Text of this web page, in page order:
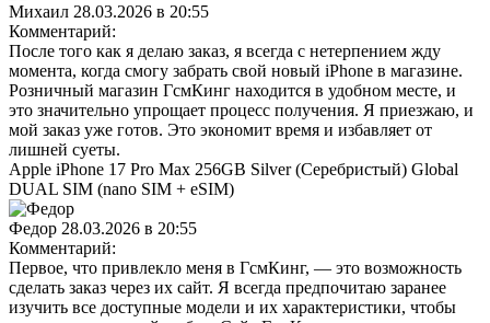
Михаил 28.03.2026 в 20:55
Комментарий:
После того как я делаю заказ, я всегда с нетерпением жду
момента, когда смогу забрать свой новый iPhone в магазине.
Розничный магазин ГсмКинг находится в удобном месте, и
это значительно упрощает процесс получения. Я приезжаю, и
мой заказ уже готов. Это экономит время и избавляет от
лишней суеты.
Apple iPhone 17 Pro Max 256GB Silver (Серебристый) Global
DUAL SIM (nano SIM + eSIM)
Федор 28.03.2026 в 20:55
Комментарий:
Первое, что привлекло меня в ГсмКинг, — это возможность
сделать заказ через их сайт. Я всегда предпочитаю заранее
изучить все доступные модели и их характеристики, чтобы